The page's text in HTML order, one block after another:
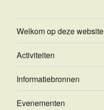
Welkom op deze website
Activiteiten
Informatiebronnen
Evenementen